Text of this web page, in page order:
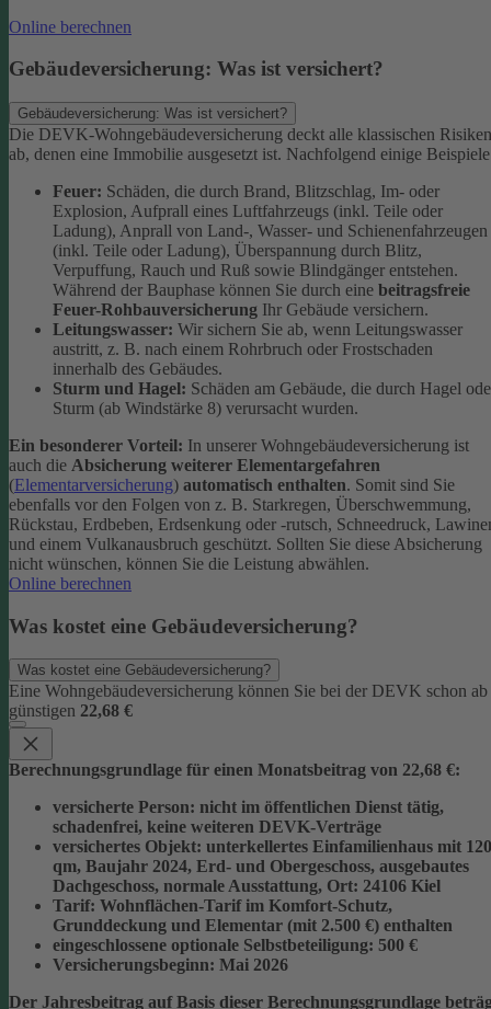
Online berechnen
Gebäudeversicherung: Was ist versichert?
Gebäudeversicherung: Was ist versichert?
Die DEVK-Wohngebäudeversicherung deckt alle klassischen Risiken
ab, denen eine Immobilie ausgesetzt ist. Nachfolgend einige
Feuer: Schäden, die durch Brand, Blitzschlag, Im- oder
Explosion, Aufprall eines Luftfahrzeugs (inkl. Teile oder
Ladung), Anprall von Land-, Wasser- und Schienenfahrzeugen
(inkl. Teile oder Ladung), Überspannung durch Blitz,
Verpuffung, Rauch und Ruß sowie Blindgänger entstehen.
Während der Bauphase können Sie durch eine beitragsfreie
Feuer-Rohbauversicherung Ihr Gebäude versichern.
Leitungswasser: Wir sichern Sie ab, wenn Leitungswasser
austritt, z. B. nach einem Rohrbruch oder Frostschaden
innerhalb des Gebäudes.
Sturm und Hagel: Schäden am Gebäude, die durch Hagel
Sturm (ab Windstärke 8) verursacht wurden.
Ein besonderer Vorteil: In unserer Wohngebäudeversicherung ist
auch die Absicherung weiterer Elementargefahren
(Elementarversicherung) automatisch enthalten. Somit sind Sie
ebenfalls vor den Folgen von z. B. Starkregen, Überschwemmung,
Rückstau, Erdbeben, Erdsenkung oder -rutsch, Schneedruck,
und einem Vulkanausbruch geschützt. Sollten Sie diese Absicherung
nicht wünschen, können Sie die Leistung abwählen.
Online berechnen
Was kostet eine Gebäudeversicherung?
Was kostet eine Gebäudeversicherung?
Eine Wohngebäudeversicherung können Sie bei der DEVK schon ab
günstigen 22,68 €
Berechnungsgrundlage für einen Monatsbeitrag von 22,68 €:
versicherte Person: nicht im öffentlichen Dienst tätig,
schadenfrei, keine weiteren DEVK-Verträge
versichertes Objekt: unterkellertes Einfamilienhaus mit 120
qm, Baujahr 2024, Erd- und Obergeschoss, ausgebautes
Dachgeschoss, normale Ausstattung, Ort: 24106 Kiel
Tarif: Wohnflächen-Tarif im Komfort-Schutz,
Grunddeckung und Elementar (mit 2.500 €) enthalten
eingeschlossene optionale Selbstbeteiligung: 500 €
Versicherungsbeginn: Mai 2026
Der Jahresbeitrag auf Basis dieser Berechnungsgrundlage